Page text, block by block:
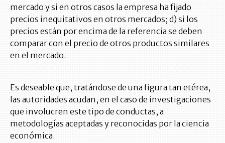
mercado y si en otros casos la empresa ha fijado
precios inequitativos en otros mercados; d) si los
precios están por encima de la referencia se deben
comparar con el precio de otros productos similares
en el mercado.
Es deseable que, tratándose de una figura tan etérea,
las autoridades acudan, en el caso de investigaciones
que involucren este tipo de conductas, a
metodologías aceptadas y reconocidas por la ciencia
económica.